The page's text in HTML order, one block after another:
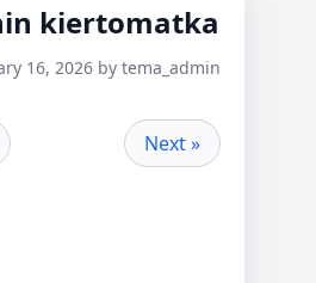
kiertomatka
16, 2026 by tema_admin
Next »